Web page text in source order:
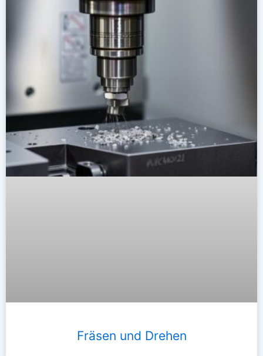
Fräsen und Drehen